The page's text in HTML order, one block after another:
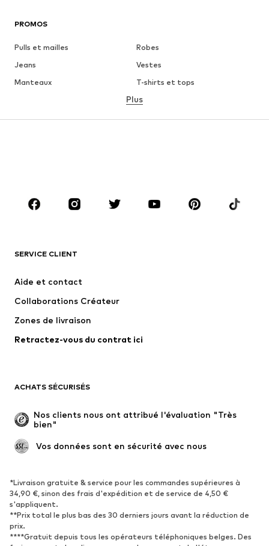
PROMOS
Pulls et mailles
Robes
Jeans
Vestes
Manteaux
T-shirts et tops
Lingerie
Jupes
Blouses et tuniques
Accessoires
Premium
Nouveautés
Lingerie
Manteaux
Jupes
Occasions spéciales
Exclusif
Remise à neuf
Nouveautés
Tendance
Baskets
Bottines
Escarpins et talons hauts
Bottes
Sandales
Chaussures basses
Plus
SERVICE CLIENT
Aide et contact
Collaborations Créateur
Zones de livraison
Retractez-vous du contrat ici
ACHATS SÉCURISÉS
Nos clients nous ont attribué l'évaluation "Très
bien"
Vos données sont en sécurité avec nous
*Livraison gratuite & service pour les commandes supérieures à
34,90 €, sinon des frais d'expédition et de service de 4,50 €
s'appliquent.
**Prix total le plus bas des 30 derniers jours avant la réduction de
prix.
****Gratuit depuis tous les opérateurs téléphoniques belges. Des